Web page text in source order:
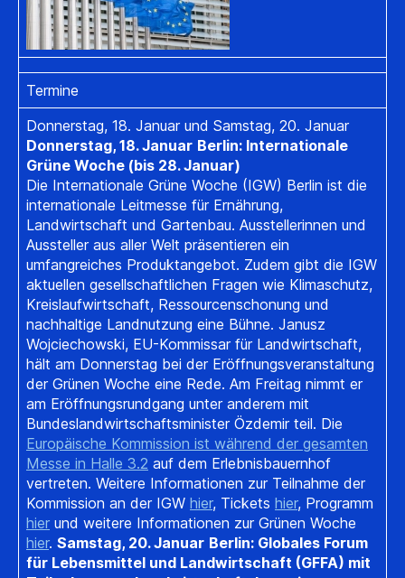
Termine
Donnerstag, 18. Januar und Samstag, 20. Januar
Donnerstag, 18. Januar Berlin: Internationale
Grüne Woche (bis 28. Januar)
Die Internationale Grüne Woche (IGW) Berlin ist die
internationale Leitmesse für Ernährung,
Landwirtschaft und Gartenbau. Ausstellerinnen und
Aussteller aus aller Welt präsentieren ein
umfangreiches Produktangebot. Zudem gibt die IGW
aktuellen gesellschaftlichen Fragen wie Klimaschutz,
Kreislaufwirtschaft, Ressourcenschonung und
nachhaltige Landnutzung eine Bühne. Janusz
Wojciechowski, EU-Kommissar für Landwirtschaft,
hält am Donnerstag bei der Eröffnungsveranstaltung
der Grünen Woche eine Rede. Am Freitag nimmt er
am Eröffnungsrundgang unter anderem mit
Bundeslandwirtschaftsminister Özdemir teil. Die
Europäische Kommission ist während der gesamten
Messe in Halle 3.2 auf dem Erlebnisbauernhof
vertreten. Weitere Informationen zur Teilnahme der
Kommission an der IGW hier, Tickets hier, Programm
hier und weitere Informationen zur Grünen Woche
hier. Samstag, 20. Januar Berlin: Globales Forum
für Lebensmittel und Landwirtschaft (GFFA) mit